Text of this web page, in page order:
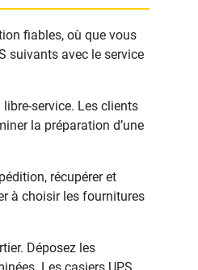
fiables, où que vous
suivants avec le service
service. Les clients
la préparation d’une
récupérer et
à choisir les fournitures
Déposez les
Les casiers UPS